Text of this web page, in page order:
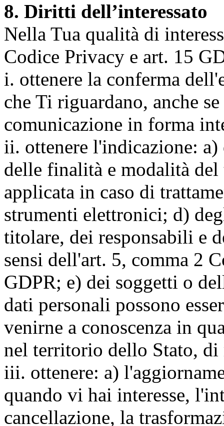
8. Diritti dell’interessato
Nella Tua qualità di
Codice Privacy e art. 15
i. ottenere la conferma
che Ti riguardano, anche
comunicazione in forma
ii. ottenere l'indicazione:
delle finalità e modalità
applicata in caso di
strumenti elettronici; d)
titolare, dei responsabili e
sensi dell'art. 5, comma 2
GDPR; e) dei soggetti o
dati personali possono
venirne a conoscenza in
nel territorio dello Stato,
iii. ottenere: a)
quando vi hai interesse,
cancellazione, la